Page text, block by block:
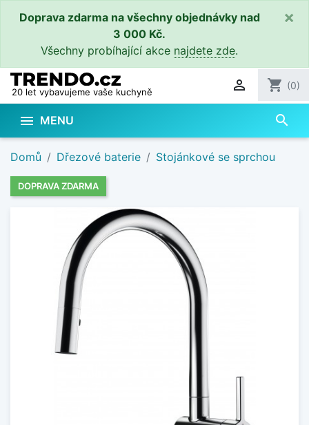
Doprava zdarma na všechny objednávky nad
3 000 Kč.
Všechny probíhající akce najdete zde.
×
20 let vybavujeme vaše kuchyně  shopping_cart (0)
 MENU search
Domů Dřezové baterie Stojánkové se sprchou
DOPRAVA ZDARMA